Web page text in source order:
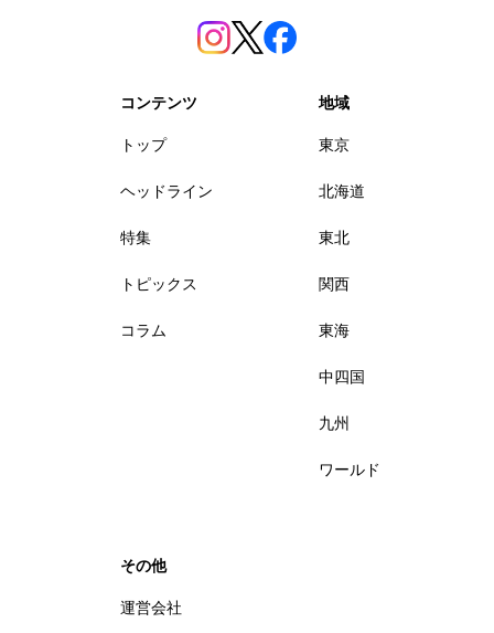
コンテンツ
トップ
ヘッドライン
特集
トピックス
コラム
地域
東京
北海道
東北
関西
東海
中四国
九州
ワールド
その他
運営会社